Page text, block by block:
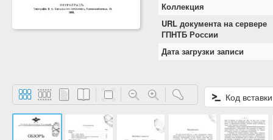
Коллекция
URL документа на сервере
ГПНТБ России
Дата загрузки записи
Код вставки